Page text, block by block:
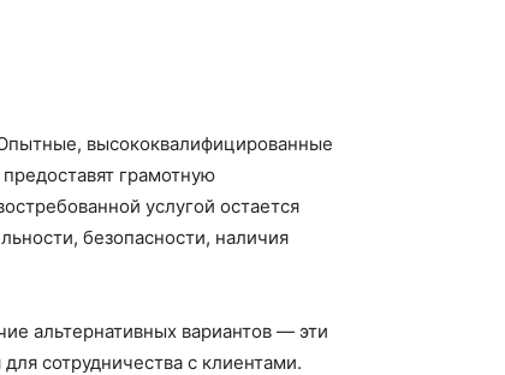
высококвалифицированные
грамотную
услугой остается
безопасности, наличия
альтернативных вариантов — эти
сотрудничества с клиентами.